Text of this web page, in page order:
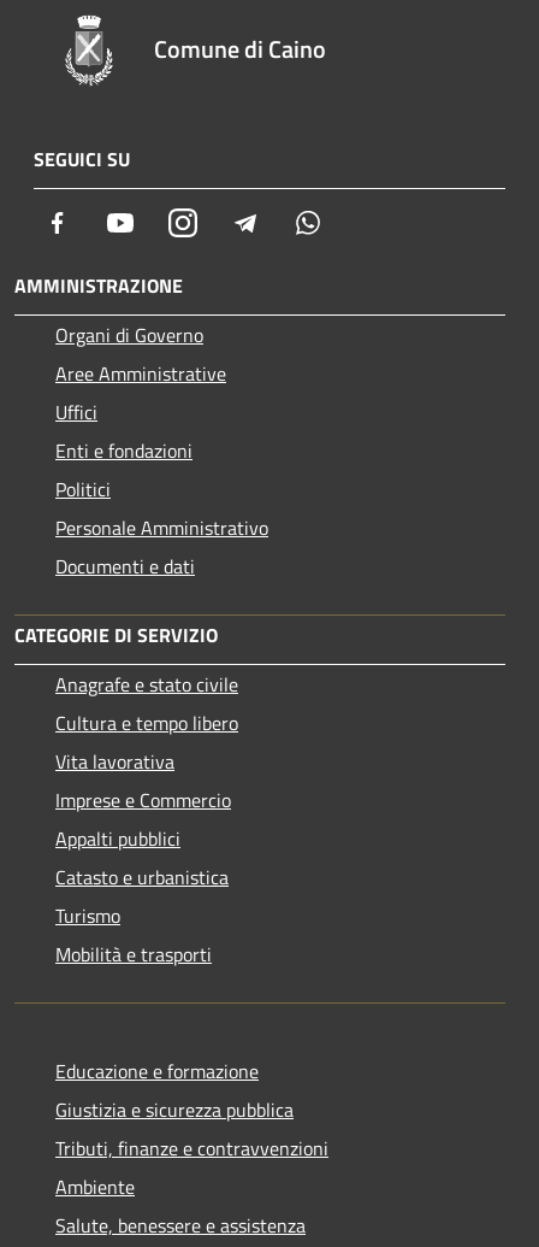
Comune di Caino
SEGUICI SU
Facebook YoutubeInstagram Telegram
AMMINISTRAZIONE
Organi di Governo
Aree Amministrative
Uffici
Enti e fondazioni
Politici
Personale Amministrativo
Documenti e dati
CATEGORIE DI SERVIZIO
Anagrafe e stato civile
Cultura e tempo libero
Vita lavorativa
Imprese e Commercio
Appalti pubblici
Catasto e urbanistica
Turismo
Mobilità e trasporti
Educazione e formazione
Giustizia e sicurezza pubblica
Tributi, finanze e contravvenzioni
Ambiente
Salute, benessere e assistenza